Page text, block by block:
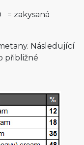
= zakysaná
Následující
přibližné